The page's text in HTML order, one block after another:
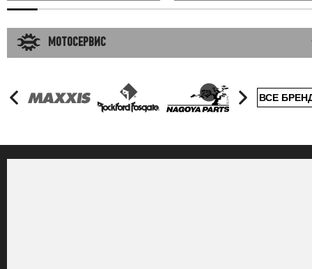
МОТОСЕРВИС
ВСЕ